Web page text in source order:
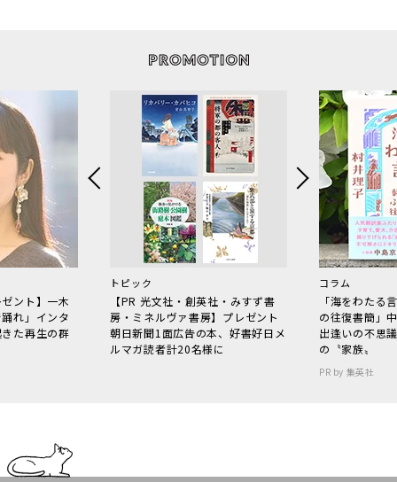
ント】一木
れ」インタ
た再生の群
トピック
【PR 光文社・創英社・みすず書
房・ミネルヴァ書房】プレゼント
朝日新聞1面広告の本、好書好日メ
ルマガ読者計20名様に
コラム
「海をわた
の往復書簡」
出逢いの不思
の〝家族〟
PR by 集英社